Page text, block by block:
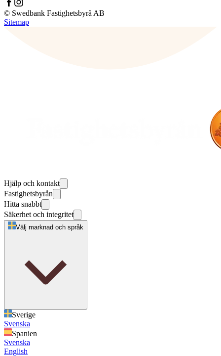
© Swedbank Fastighetsbyrå AB
Sitemap
Hjälp och kontakt
Fastighetsbyrån
Hitta snabbt
Säkerhet och integritet
Välj marknad och språk
Sverige
Svenska
Spanien
Svenska
English